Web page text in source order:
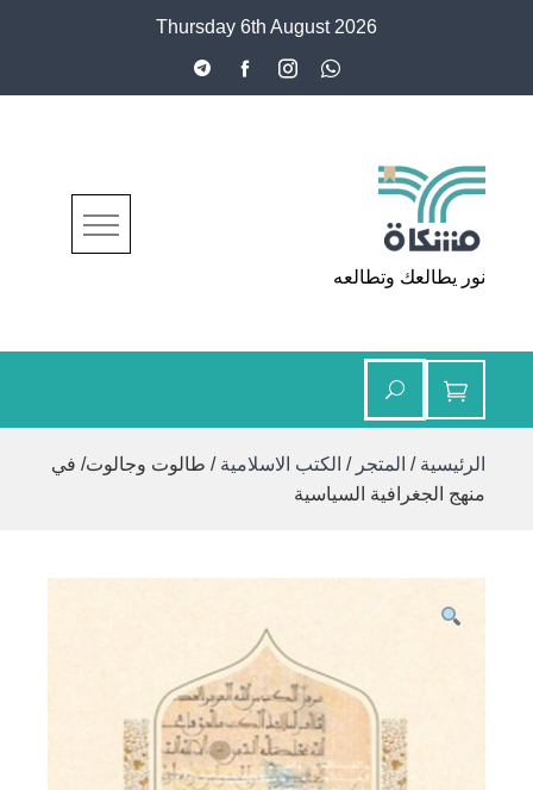
Thursday 6th August 2026
مشكاة
نور يطالعك وتطالعه
الرئيسية / المتجر / الكتب الاسلامية / طالوت وجالوت/ في
منهج الجغرافية السياسية